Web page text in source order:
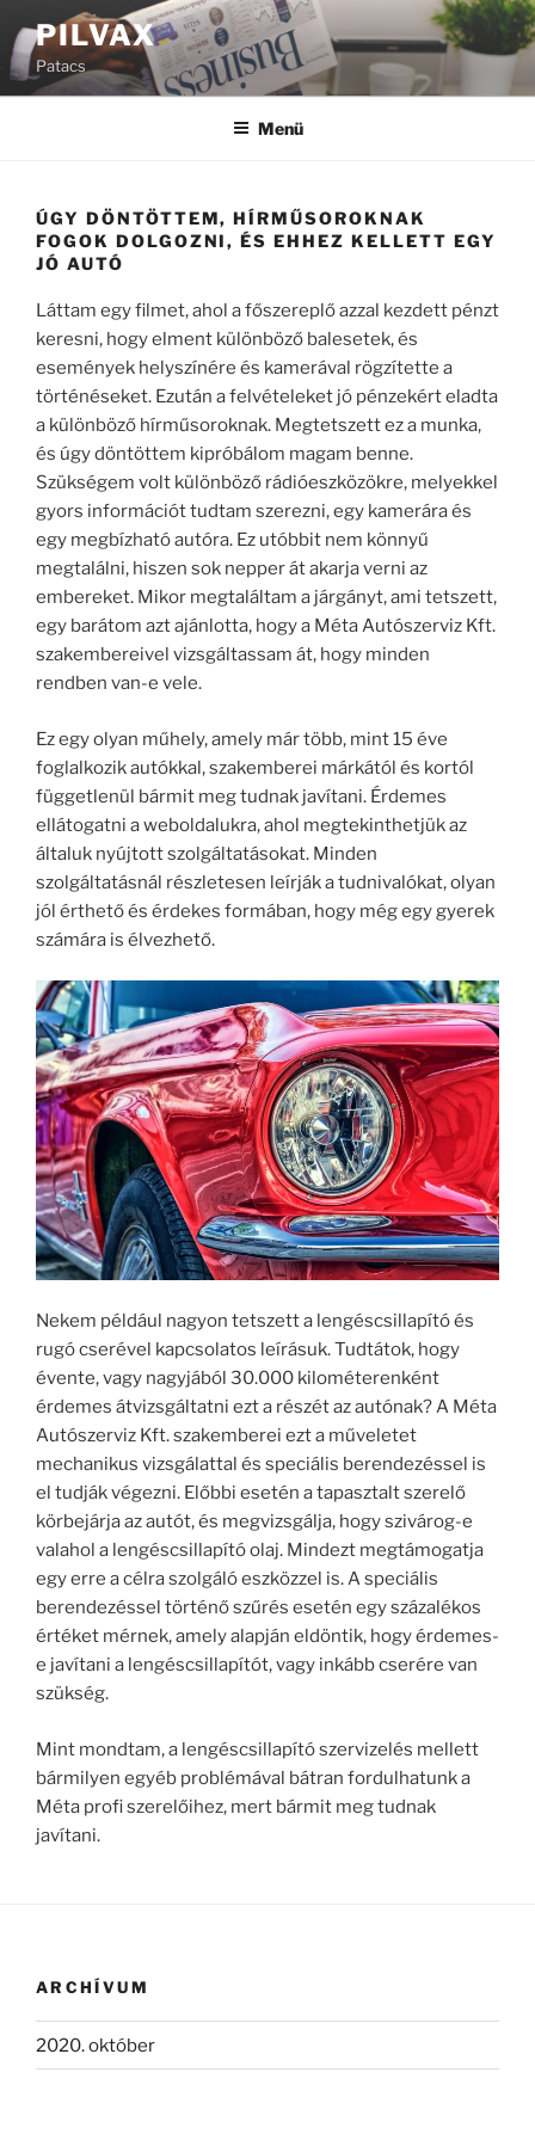
Tartalomhoz
PILVAX
Patacs
Menü
ÚGY DÖNTÖTTEM, HÍRMŰSOROKNAK
FOGOK DOLGOZNI, ÉS EHHEZ KELLETT EGY
JÓ AUTÓ
Láttam egy filmet, ahol a főszereplő azzal kezdett pénzt
keresni, hogy elment különböző balesetek, és
események helyszínére és kamerával rögzítette a
történéseket. Ezután a felvételeket jó pénzekért eladta
a különböző hírműsoroknak. Megtetszett ez a munka,
és úgy döntöttem kipróbálom magam benne.
Szükségem volt különböző rádióeszközökre, melyekkel
gyors információt tudtam szerezni, egy kamerára és
egy megbízható autóra. Ez utóbbit nem könnyű
megtalálni, hiszen sok nepper át akarja verni az
embereket. Mikor megtaláltam a járgányt, ami tetszett,
egy barátom azt ajánlotta, hogy a Méta Autószerviz Kft.
szakembereivel vizsgáltassam át, hogy minden
rendben van-e vele.
Ez egy olyan műhely, amely már több, mint 15 éve
foglalkozik autókkal, szakemberei márkától és kortól
függetlenül bármit meg tudnak javítani. Érdemes
ellátogatni a weboldalukra, ahol megtekinthetjük az
általuk nyújtott szolgáltatásokat. Minden
szolgáltatásnál részletesen leírják a tudnivalókat, olyan
jól érthető és érdekes formában, hogy még egy gyerek
számára is élvezhető.
Nekem például nagyon tetszett a lengéscsillapító és
rugó cserével kapcsolatos leírásuk. Tudtátok, hogy
évente, vagy nagyjából 30.000 kilométerenként
érdemes átvizsgáltatni ezt a részét az autónak? A Méta
Autószerviz Kft. szakemberei ezt a műveletet
mechanikus vizsgálattal és speciális berendezéssel is
el tudják végezni. Előbbi esetén a tapasztalt szerelő
körbejárja az autót, és megvizsgálja, hogy szivárog-e
valahol a lengéscsillapító olaj. Mindezt megtámogatja
egy erre a célra szolgáló eszközzel is. A speciális
berendezéssel történő szűrés esetén egy százalékos
értéket mérnek, amely alapján eldöntik, hogy érdemes-
e javítani a lengéscsillapítót, vagy inkább cserére van
szükség.
Mint mondtam, a lengéscsillapító szervizelés mellett
bármilyen egyéb problémával bátran fordulhatunk a
Méta profi szerelőihez, mert bármit meg tudnak
javítani.
ARCHÍVUM
2020. október